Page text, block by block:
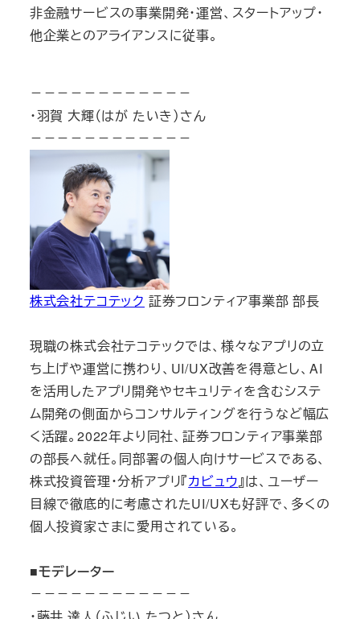
非金融サービスの事業開発・運営、スタートアップ・
他企業とのアライアンスに従事。
－－－－－－－－－－－－
・羽賀 大輝（はが たいき）さん
－－－－－－－－－－－－
株式会社テコテック 証券フロンティア事業部 部長
現職の株式会社テコテックでは、様々なアプリの立
ち上げや運営に携わり、UI/UX改善を得意とし、AI
を活用したアプリ開発やセキュリティを含むシステ
ム開発の側面からコンサルティングを行うなど幅広
く活躍。2022年より同社、証券フロンティア事業部
の部長へ就任。同部署の個人向けサービスである、
株式投資管理・分析アプリ『カビュウ』は、ユーザー
目線で徹底的に考慮されたUI/UXも好評で、多くの
個人投資家さまに愛用されている。
■モデレーター
－－－－－－－－－－－－